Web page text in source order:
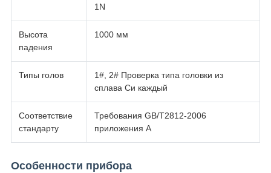
1N
Высота
падения
1000 мм
Типы голов
1#, 2# Проверка типа головки из
сплава Си каждый
Соответствие
стандарту
Требования GB/T2812-2006
приложения А
Особенности прибора